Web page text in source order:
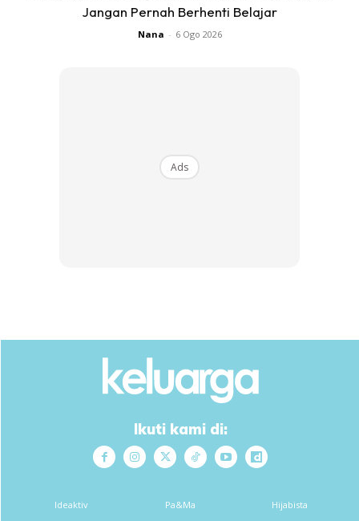
Jangan Pernah Berhenti Belajar
Nana - 6 Ogo 2026
Ads
Ikuti kami di:
Ideaktiv Pa&Ma Hijabista